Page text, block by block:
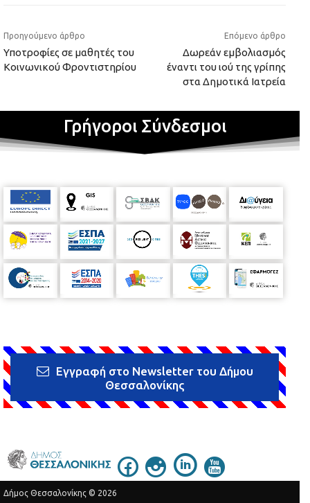
Προηγούμενο άρθρο
Υποτροφίες σε μαθητές του
Κοινωνικού Φροντιστηρίου
Επόμενο άρθρο
Δωρεάν εμβολιασμός
έναντι του ιού της γρίπης
στα Δημοτικά Ιατρεία
Γρήγοροι Σύνδεσμοι
Εγγραφή στο Newsletter του Δήμου
Θεσσαλονίκης
Δήμος Θεσσαλονίκης © 2026